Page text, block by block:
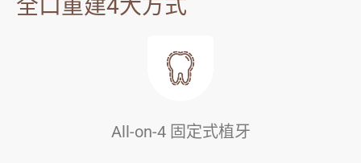
全口重建4大方式
All-on-4 固定式植牙